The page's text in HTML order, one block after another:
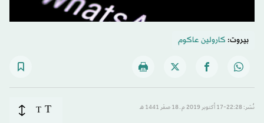
بيروت: كارولين عاكوم
نُشر: 22:28-17 أكتوبر 2019 م ـ 18 صفَر 1441 هـ T
T